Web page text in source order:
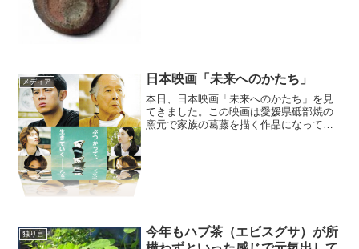
メディア 日本映画「未来へのかたち」
本日、日本映画「未来へのかたち」を見
てきました。この映画は愛媛県砥部焼の
窯元で家族の葛藤を描く作品になってい
独り言
今年もハブ茶（エビスグサ）が所